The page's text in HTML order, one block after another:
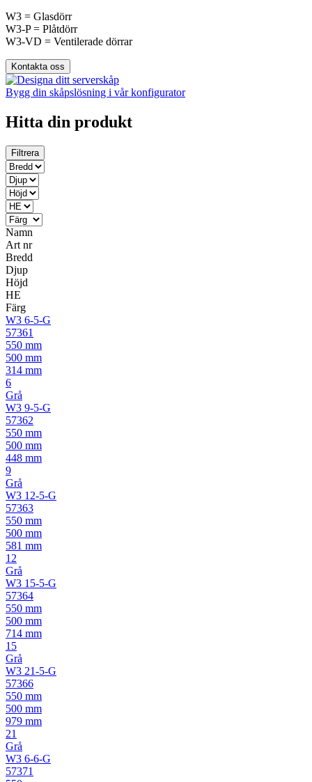
W3 = Glasdörr
W3-P = Plåtdörr
W3-VD = Ventilerade dörrar
Kontakta oss
Bygg din skåpslösning i vår konfigurator
Hitta din produkt
Filtrera
Namn
Art nr
Bredd
Djup
Höjd
HE
Färg
W3 6-5-G
57361
550 mm
500 mm
314 mm
6
Grå
W3 9-5-G
57362
550 mm
500 mm
448 mm
9
Grå
W3 12-5-G
57363
550 mm
500 mm
581 mm
12
Grå
W3 15-5-G
57364
550 mm
500 mm
714 mm
15
Grå
W3 21-5-G
57366
550 mm
500 mm
979 mm
21
Grå
W3 6-6-G
57371